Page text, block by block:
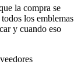
la compra se
los emblemas
y cuando eso